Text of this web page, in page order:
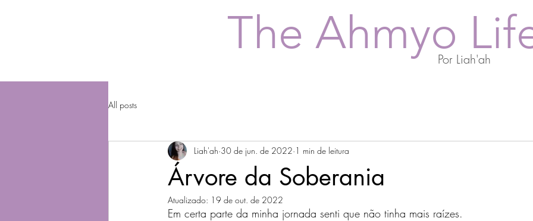
The AhmyoPor Liah'ah
All posts
Árvore da Soberania
Liah'ah 30 de jun. de 2022 1 min de leitura
Atualizado: 19 de out. de 2022
Em certa parte da minha jornada senti que não tinha mais raízes.